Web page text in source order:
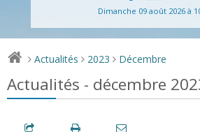
Dimanche 09 août 2026 à
> Actualités > 2023 > Décembre
Actualités - décembre